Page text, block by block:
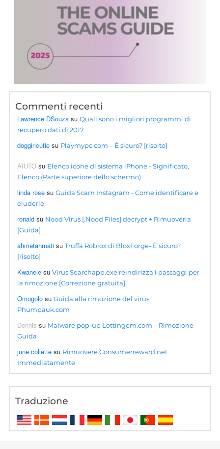
Commenti recenti
Lawrence DSouza suQuali sono i migliori programmi di
recupero dati di 2017
doggirlcutie su Playmypc.com – È sicuro? [risolto]
AIUTO su Elenco icone di sistema iPhone - Significato,
Elenco (Parte superiore dello schermo)
linda rose suGuida Scam Instagram - Come identificare e
eluderle
ronald su Nood Virus [.Nood Files] decrypt + Rimuoverla
[Guida]
ahmetahmati suTruffa Roblox di BloxForge- È sicuro?
[risolto]
Kwanele suVirus Searchapp.exe reindirizza i passaggi per
la rimozione [Correzione gratuita]
Omogolo suGuida alla rimozione del virus
Phumpauk.com
Dennis su Malware pop-up Lottingem.com – Rimozione
Guida
june collette su Rimuovere Consumerreward.net
Immediatamente
Traduzione